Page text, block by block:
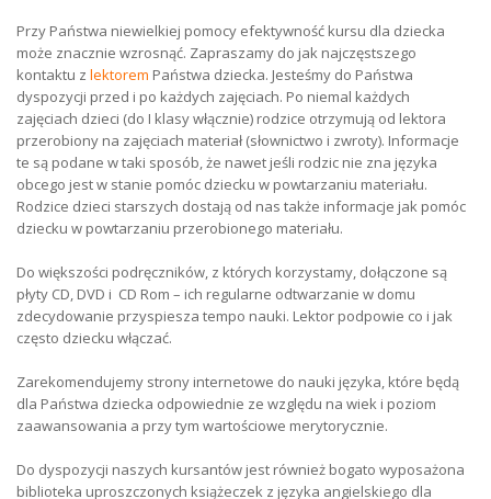
Przy Państwa niewielkiej pomocy efektywność kursu dla dziecka
może znacznie wzrosnąć. Zapraszamy do jak najczęstszego
kontaktu zlektorem Państwa dziecka. Jesteśmy do Państwa
dyspozycji przed i po każdych zajęciach. Po niemal każdych
zajęciach dzieci (do I klasy włącznie) rodzice otrzymują od lektora
przerobiony na zajęciach materiał (słownictwo i zwroty). Informacje
te są podane w taki sposób, że nawet jeśli rodzic nie zna języka
obcego jest w stanie pomóc dziecku w powtarzaniu materiału.
Rodzice dzieci starszych dostają od nas także informacje jak pomóc
dziecku w powtarzaniu przerobionego materiału.
Do większości podręczników, z których korzystamy, dołączone są
płyty CD, DVD i CD Rom – ich regularne odtwarzanie w domu
zdecydowanie przyspiesza tempo nauki. Lektor podpowie co i jak
często dziecku włączać.
Zarekomendujemy strony internetowe do nauki języka, które będą
dla Państwa dziecka odpowiednie ze względu na wiek i poziom
zaawansowania a przy tym wartościowe merytorycznie.
Do dyspozycji naszych kursantów jest również bogato wyposażona
biblioteka uproszczonych książeczek z języka angielskiego dla